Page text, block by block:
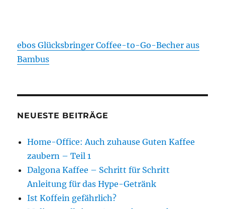
ebos Glücksbringer Coffee-to-Go-Becher aus
Bambus
NEUESTE BEITRÄGE
Home-Office: Auch zuhause Guten Kaffee
zaubern – Teil 1
Dalgona Kaffee – Schritt für Schritt
Anleitung für das Hype-Getränk
Ist Koffein gefährlich?